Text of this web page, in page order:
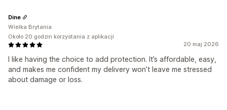
20 maj 2026
I like having the choice to add protection. It’s affordable, easy,
and makes me confident my delivery won’t leave me stressed
about damage or loss.
Dine
Wielka Brytania
Około 20 godzin korzystania z aplikacji